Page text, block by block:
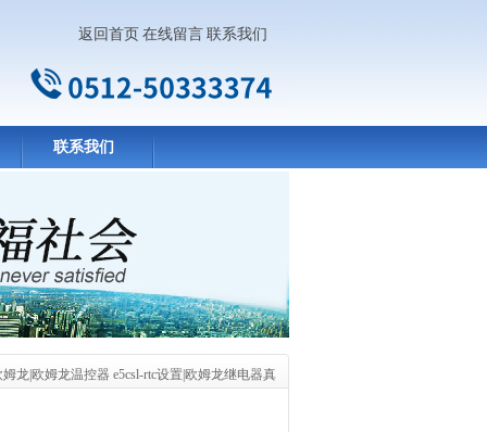
返回首页 在线留言 联系我们
联系我们
龙|欧姆龙温控器 e5csl-rtc设置|欧姆龙继电器真